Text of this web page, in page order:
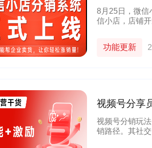
8月25日，微信
信小店，店铺
功能更新
视频号分享
增长
视频号分销玩
销路径。其社